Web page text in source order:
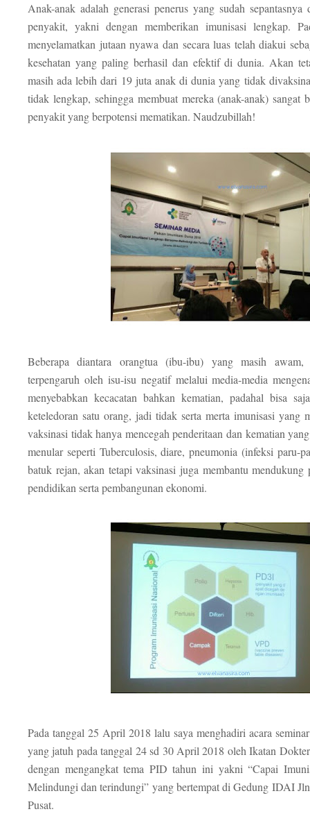
Anak-anak adalah generasi penerus yang sudah
penyakit, yakni dengan memberikan imunisasi lengkap.
menyelamatkan jutaan nyawa dan secara luas telah diakui
kesehatan yang paling berhasil dan efektif di dunia. Akan
masih ada lebih dari 19 juta anak di dunia yang tidak
tidak lengkap, sehingga membuat mereka (anak-anak) sangat
penyakit yang berpotensi mematikan. Naudzubillah!
Beberapa diantara orangtua (ibu-ibu) yang masih
terpengaruh oleh isu-isu negatif melalui media-media
menyebabkan kecacatan bahkan kematian, padahal bisa
keteledoran satu orang, jadi tidak serta merta imunisasi yang
vaksinasi tidak hanya mencegah penderitaan dan kematian
menular seperti Tuberculosis, diare, pneumonia (infeksi paru-
batuk rejan, akan tetapi vaksinasi juga membantu mendukung
pendidikan serta pembangunan ekonomi.
Pada tanggal 25 April 2018 lalu saya menghadiri acara
yang jatuh pada tanggal 24 sd 30 April 2018 oleh Ikatan
dengan mengangkat tema PID tahun ini yakni “Capai
Melindungi dan terindungi” yang bertempat di Gedung IDAI
Pusat.